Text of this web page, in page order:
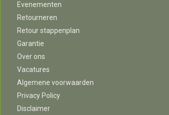
Evenementen
Retourneren
Retour stappenplan
Garantie
Over ons
Vacatures
Algemene voorwaarden
Privacy Policy
Disclaimer